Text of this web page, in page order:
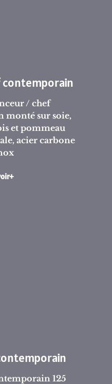
contemporain
/ chef
monté sur soie,
et pommeau
acier carbone
125